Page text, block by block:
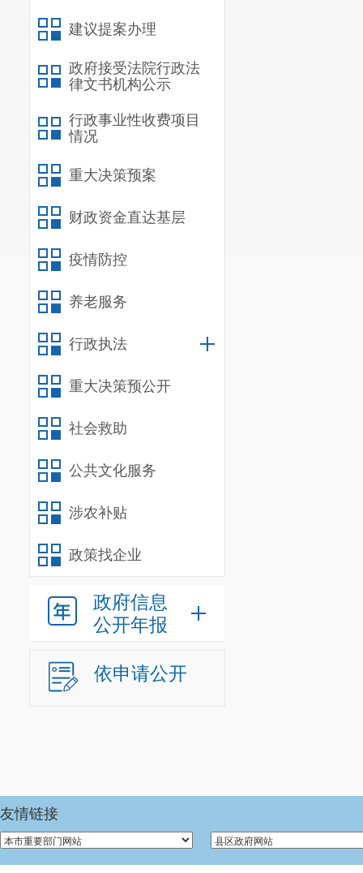
建议提案办理
政府接受法院行政法
律文书机构公示
行政事业性收费项目
情况
重大决策预案
财政资金直达基层
疫情防控
养老服务
行政执法
重大决策预公开
社会救助
公共文化服务
涉农补贴
政策找企业
政府信息
公开年报
依申请公开
友情链接